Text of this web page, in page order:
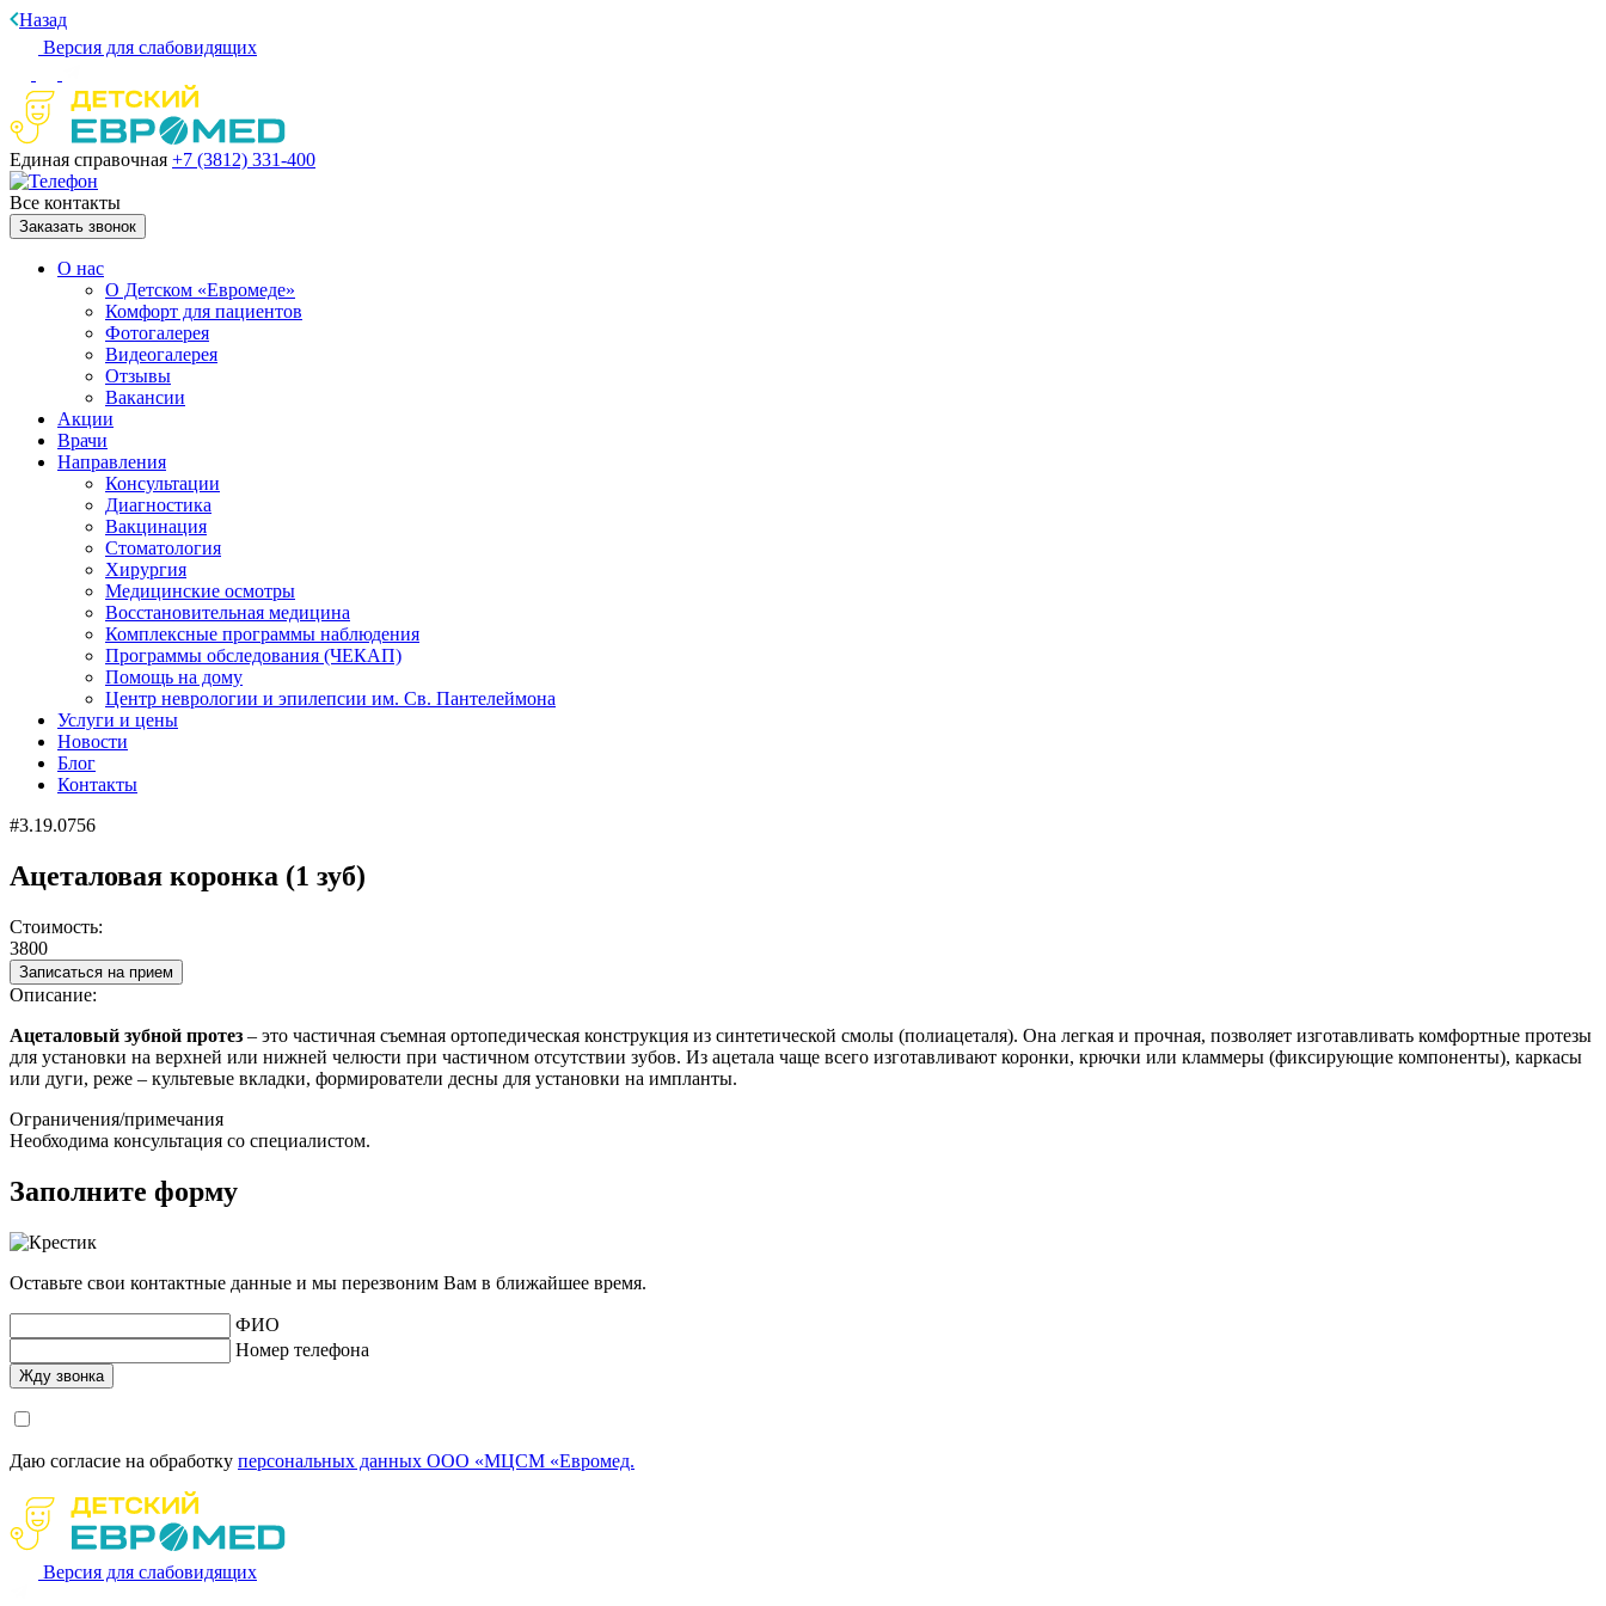
Назад
Версия для слабовидящих
Единая справочная +7 (3812) 331-400
Все контакты
Заказать звонок
О нас
О Детском «Евромеде»
Комфорт для пациентов
Фотогалерея
Видеогалерея
Отзывы
Вакансии
Акции
Врачи
Направления
Консультации
Диагностика
Вакцинация
Стоматология
Хирургия
Медицинские осмотры
Восстановительная медицина
Комплексные программы наблюдения
Программы обследования (ЧЕКАП)
Помощь на дому
Центр неврологии и эпилепсии им. Св. Пантелеймона
Услуги и цены
Новости
Блог
Контакты
#3.19.0756
Ацеталовая коронка (1 зуб)
Стоимость:
3800
Записаться на прием
Описание:
Ацеталовый зубной протез – это частичная съемная ортопедическая конструкция из синтетической смолы (полиацеталя). Она легкая и прочная, позволяет изготавливать комфортные протезы
для установки на верхней или нижней челюсти при частичном отсутствии зубов. Из ацетала чаще всего изготавливают коронки, крючки или кламмеры (фиксирующие компоненты), каркасы
или дуги, реже – культевые вкладки, формирователи десны для установки на импланты.
Ограничения/примечания
Необходима консультация со специалистом.
Заполните форму
Оставьте свои контактные данные и мы перезвоним Вам в ближайшее время.
ФИО
Номер телефона
Даю согласие на обработку персональных данных ООО «МЦСМ «Евромед.
Версия для слабовидящих